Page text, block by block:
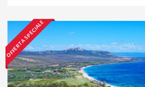
OFFERTA SPECIALE